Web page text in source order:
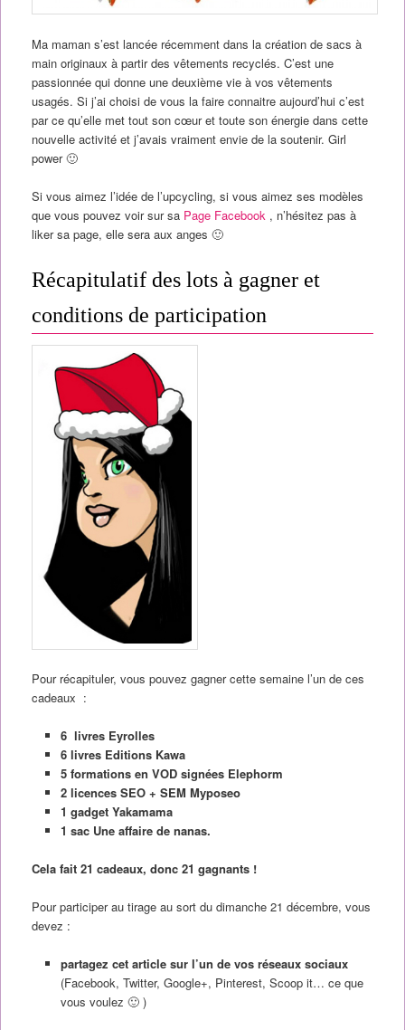
Ma maman s’est lancée récemment dans la création de sacs à
main originaux à partir des vêtements recyclés. C’est une
passionnée qui donne une deuxième vie à vos vêtements
usagés. Si j’ai choisi de vous la faire connaitre aujourd’hui c’est
par ce qu’elle met tout son cœur et toute son énergie dans cette
nouvelle activité et j’avais vraiment envie de la soutenir. Girl
power 🙂
Si vous aimez l’idée de l’upcycling, si vous aimez ses modèles
que vous pouvez voir sur sa Page Facebook , n’hésitez pas à
liker sa page, elle sera aux anges 🙂
Récapitulatif des lots à gagner et
conditions de participation
Pour récapituler, vous pouvez gagner cette semaine l’un de ces
cadeaux :
6 livres Eyrolles
6 livres Editions Kawa
5 formations en VOD signées Elephorm
2 licences SEO + SEM Myposeo
1 gadget Yakamama
1 sac Une affaire de nanas.
Cela fait 21 cadeaux, donc 21 gagnants !
Pour participer au tirage au sort du dimanche 21 décembre, vous
devez :
partagez cet article sur l’un de vos réseaux sociaux
(Facebook, Twitter, Google+, Pinterest, Scoop it… ce que
vous voulez 🙂 )